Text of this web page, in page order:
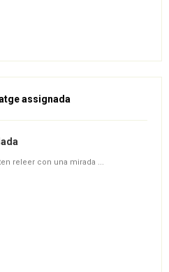
releer con una mirada ...